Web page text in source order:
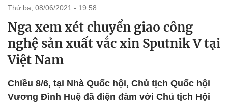
thứ ba, 08/06/2021 - 19:58
Nga xem xét chuyển giao công
nghệ sản xuất vắc xin Sputnik V tại
Việt Nam
Chiều 8/6, tại Nhà Quốc hội, Chủ tịch Quốc hội
Vương Đình Huệ đã điện đàm với Chủ tịch Hội